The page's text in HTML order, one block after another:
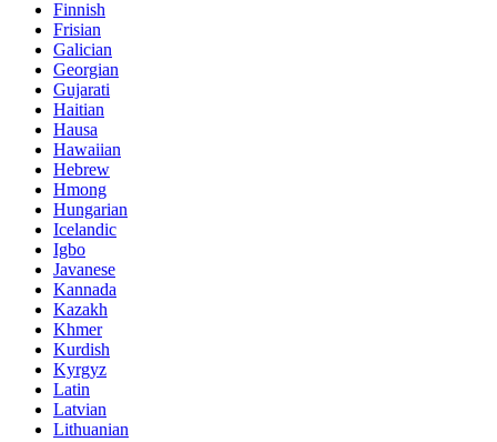
Finnish
Frisian
Galician
Georgian
Gujarati
Haitian
Hausa
Hawaiian
Hebrew
Hmong
Hungarian
Icelandic
Igbo
Javanese
Kannada
Kazakh
Khmer
Kurdish
Kyrgyz
Latin
Latvian
Lithuanian